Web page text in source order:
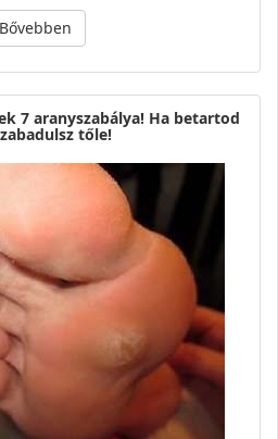
Bővebben
7 aranyszabálya! Ha betartod
tőle!